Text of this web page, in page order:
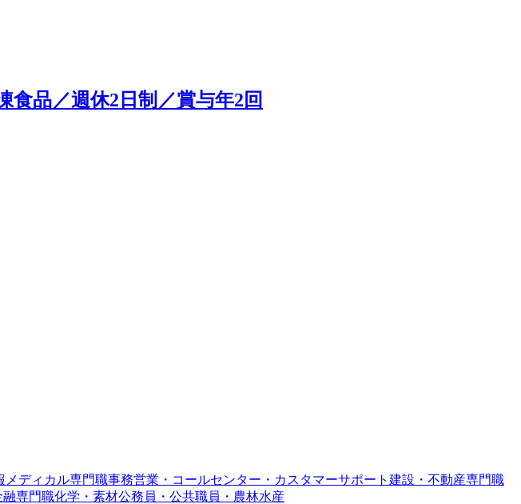
食品／週休2日制／賞与年2回
メディカル専門職事務営業・コールセンター・カスタマーサポート 建設・不動産専門職
融専門職化学・素材公務員・公共職員・農林水産